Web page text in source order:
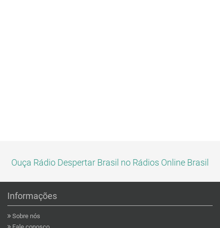
Ouça Rádio Despertar Brasil no Rádios Online Brasil
Informações
Sobre nós